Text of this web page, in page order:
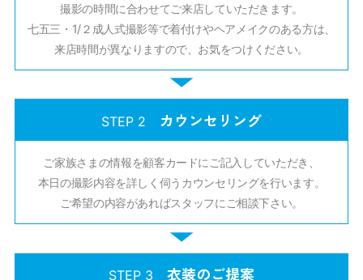
撮影の時間に合わせてご来店していただきます。
七五三・1/２成人式撮影等で着付けやヘアメイクのある方は、
来店時間が異なりますので、お気をつけください。
STEP 2 カウンセリング
ご家族さまの情報を顧客カードにご記入していただき、
本日の撮影内容を詳しく伺うカウンセリングを行います。
ご希望の内容があればスタッフにご相談下さい。
STEP 3 衣装のご提案